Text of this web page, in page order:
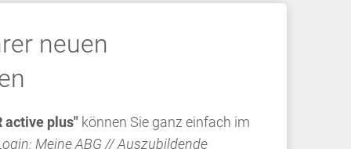
neuen
active plus" können Sie ganz einfach im
Meine ABG // Auszubildende